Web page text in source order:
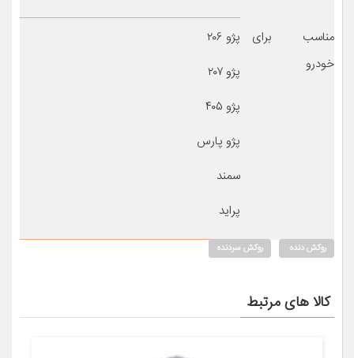
مناسب برای
خودرو
پژو ۲۰۶
پژو ۲۰۷
پژو ۴۰۵
پژو پارس
سمند
پراید
روکش دنده روکش سردنده
کالا های مرتبط